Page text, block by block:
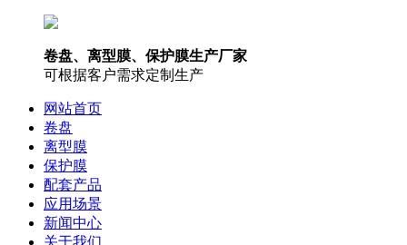
卷盘、离型膜、保护膜生产厂家
可根据客户需求定制生产
网站首页
卷盘
离型膜
保护膜
配套产品
应用场景
新闻中心
关于我们